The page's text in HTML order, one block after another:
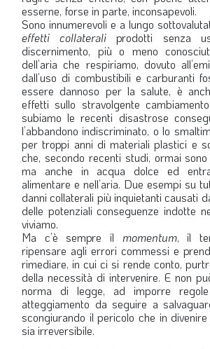
CAMBIA NUMERO
esserne, forse in parte, inconsapevoli.
Sono innumerevoli e a lungo
effetti collaterali prodotti senza
discernimento, più o meno
dell’aria che respiriamo, dovuto
dall’uso di combustibili e carburanti
essere dannoso per la salute, è
effetti sullo stravolgente
subiamo le recenti disastrose
l’abbandono indiscriminato, o lo
per troppi anni di materiali plastici e
che, secondo recenti studi, ormai
ma anche in acqua dolce ed
alimentare e nell’aria. Due esempi su
danni collaterali più inquietanti causati
delle potenziali conseguenze indotte
viviamo.
Ma c’è sempre il momentum, il
ripensare agli errori commessi e
rimediare, in cui ci si rende conto,
della necessità di intervenire. E non
norma di legge, ad imporre
atteggiamento da seguire a
scongiurando il pericolo che in
sia irreversibile.